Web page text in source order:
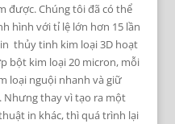
được. Chúng tôi đã có thể
hình với tỉ lệ lớn hơn 15 lần
thủy tinh kim loại 3D hoạt
bột kim loại 20 micron, mỗi
loại nguội nhanh và giữ
Nhưng thay vì tạo ra một
in khác, thì quá trình lại